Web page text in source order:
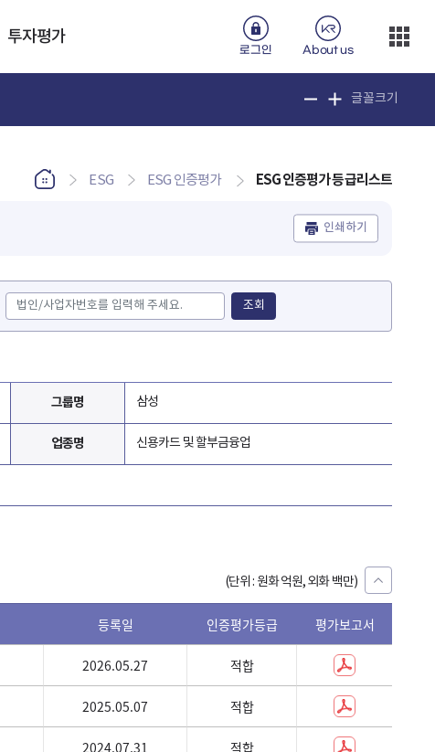
투자평가
로그인 About us
글꼴크기
ESG ESG 인증평가 ESG 인증평가 등급리스트
인쇄하기
조회
그룹명 삼성
업종명 신용카드 및 할부금융업
(단위 : 원화 억원, 외화 백만)
등록일 인증평가등급 평가보고서
2026.05.27 적합
2025.05.07 적합
2024.07.31 적합